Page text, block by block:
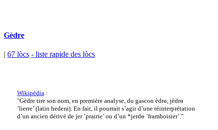
Gèdre
| 67 lòcs - liste rapide des lòcs
Wikipédia:
"Gèdre tire son nom, en première analyse, du gascon èdrɵ, jèdrɵ
’lierre’ (latin hedera). En fait, il pourrait s’agir d’une réinterprétation
d’un ancien dérivé de jer ’prairie’ ou d’un *jerdɵ ’framboisier’."